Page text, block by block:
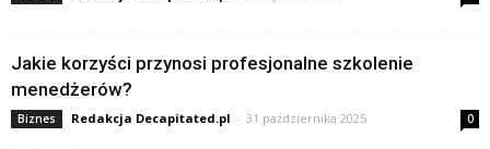
Jakie korzyści przynosi profesjonalne szkolenie
menedżerów?
Biznes Redakcja Decapitated.pl - 31 października 2025 0